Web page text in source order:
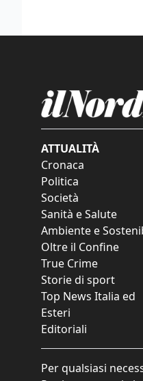
ATTUALITÀ
Cronaca
Politica
Società
Sanità e Salute
Ambiente e
Oltre il Confine
True Crime
Storie di sport
Top News Italia ed
Esteri
Editoriali
Per qualsiasi